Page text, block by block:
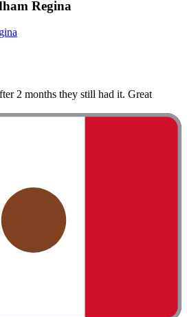
Regina
2 months they still had it. Great